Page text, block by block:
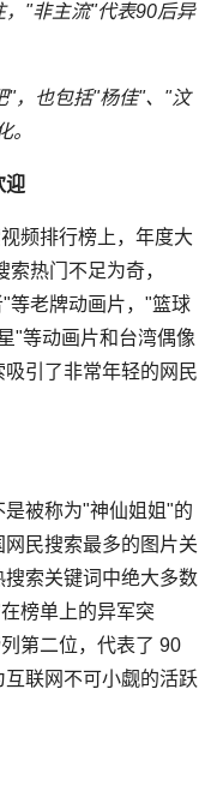
"非主流"代表90后异
"，也包括"杨佳"、"汶
。
迎
频排行榜上，年度大
热门不足为奇，
等老牌动画片，"篮球
"等动画片和台湾偶像
引了非常年轻的网民
被称为"神仙姐姐"的
民搜索最多的图片关
索关键词中绝大多数
榜单上的异军突
第二位，代表了 90
联网不可小觑的活跃